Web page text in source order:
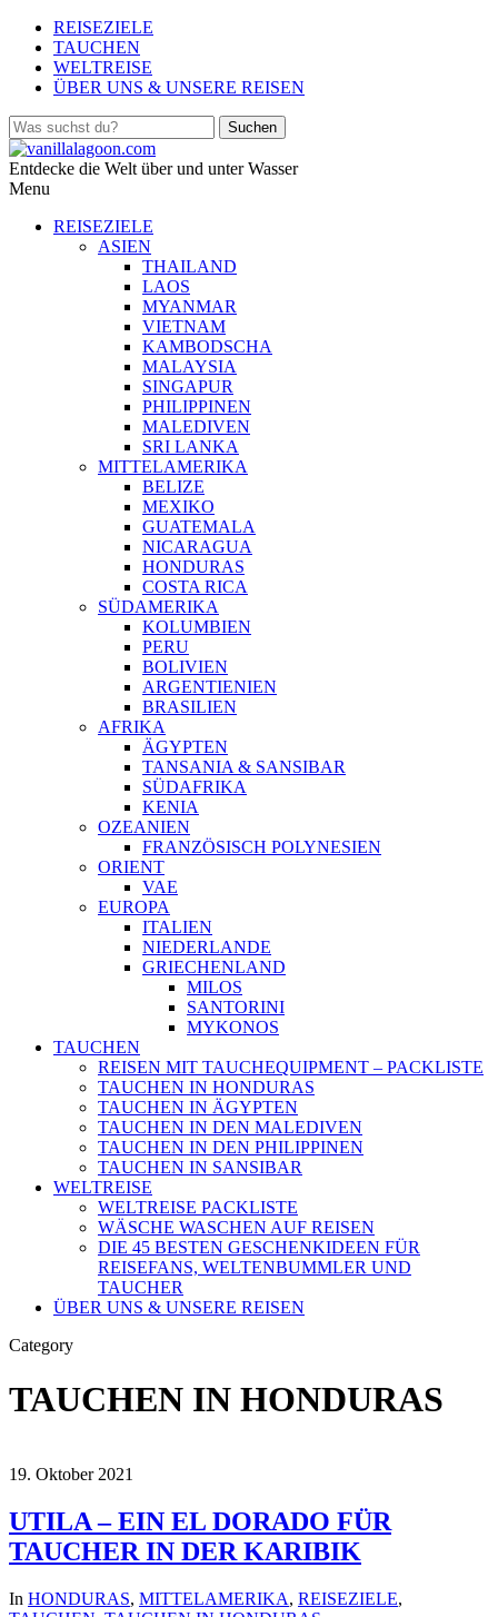
REISEZIELE
TAUCHEN
WELTREISE
ÜBER UNS & UNSERE REISEN
Entdecke die Welt über und unter Wasser
Menu
REISEZIELE
ASIEN
THAILAND
LAOS
MYANMAR
VIETNAM
KAMBODSCHA
MALAYSIA
SINGAPUR
PHILIPPINEN
MALEDIVEN
SRI LANKA
MITTELAMERIKA
BELIZE
MEXIKO
GUATEMALA
NICARAGUA
HONDURAS
COSTA RICA
SÜDAMERIKA
KOLUMBIEN
PERU
BOLIVIEN
ARGENTIENIEN
BRASILIEN
AFRIKA
ÄGYPTEN
TANSANIA & SANSIBAR
SÜDAFRIKA
KENIA
OZEANIEN
FRANZÖSISCH POLYNESIEN
ORIENT
VAE
EUROPA
ITALIEN
NIEDERLANDE
GRIECHENLAND
MILOS
SANTORINI
MYKONOS
TAUCHEN
REISEN MIT TAUCHEQUIPMENT – PACKLISTE
TAUCHEN IN HONDURAS
TAUCHEN IN ÄGYPTEN
TAUCHEN IN DEN MALEDIVEN
TAUCHEN IN DEN PHILIPPINEN
TAUCHEN IN SANSIBAR
WELTREISE
WELTREISE PACKLISTE
WÄSCHE WASCHEN AUF REISEN
DIE 45 BESTEN GESCHENKIDEEN FÜR
REISEFANS, WELTENBUMMLER UND
TAUCHER
ÜBER UNS & UNSERE REISEN
Category
TAUCHEN IN HONDURAS
19. Oktober 2021
UTILA – EIN EL DORADO FÜR
TAUCHER IN DER KARIBIK
In HONDURAS, MITTELAMERIKA, REISEZIELE,